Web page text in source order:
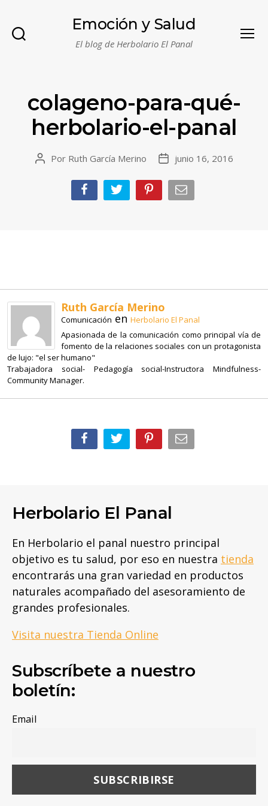
Emoción y Salud
El blog de Herbolario El Panal
colageno-para-qué-
herbolario-el-panal
Autor
entrada
Por Ruth García Merino
Fecha
entrada
junio 16, 2016
Ruth García Merino
Comunicación en Herbolario El Panal
Apasionada de la comunicación como principal vía de
fomento de la relaciones sociales con un protagonista
de lujo: "el ser humano"
Trabajadora social- Pedagogía social-Instructora Mindfulness-
Community Manager.
Herbolario El Panal
En Herbolario el panal nuestro principal
objetivo es tu salud, por eso en nuestra tienda
encontrarás una gran variedad en productos
naturales acompañado del asesoramiento de
grandes profesionales.
Visita nuestra Tienda Online
Subscríbete a nuestro
boletín:
Email